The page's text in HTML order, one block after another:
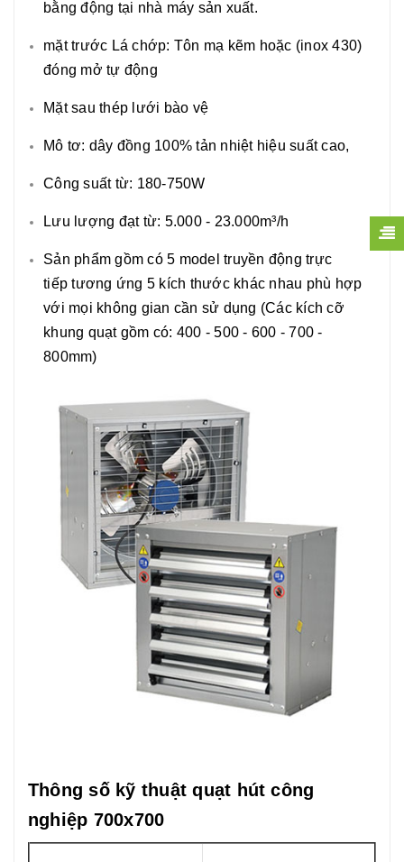
bằng động tại nhà máy sản xuất.
mặt trước Lá chớp: Tôn mạ kẽm hoặc (inox 430)
đóng mở tự động
Mặt sau thép lưới bào vệ
Mô tơ: dây đồng 100% tản nhiệt hiệu suất cao,
Công suất từ: 180-750W
Lưu lượng đạt từ: 5.000 - 23.000m³/h
Sản phẩm gồm có 5 model truyền động trực
tiếp tương ứng 5 kích thước khác nhau phù hợp
với mọi không gian cần sử dụng (Các kích cỡ
khung quạt gồm có: 400 - 500 - 600 - 700 -
800mm)
Thông số kỹ thuật quạt hút công
nghiệp 700x700